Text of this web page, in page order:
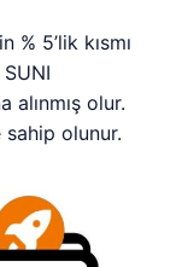
5’lik kısmı
alınmış olur.
olunur.